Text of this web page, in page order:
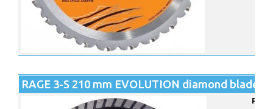
RAGE 3-S 210 mm EVOLUTION diamond blade